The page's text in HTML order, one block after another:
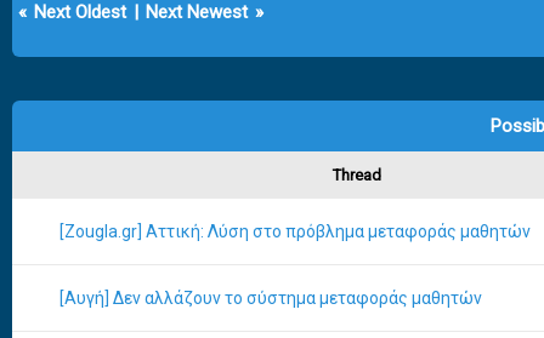
« Next Oldest | Next Newest »
Thread
[Zougla.gr] Αττική: Λύση στο πρόβλημα μεταφοράς μαθητών
[Αυγή] Δεν αλλάζουν το σύστημα μεταφοράς μαθητών